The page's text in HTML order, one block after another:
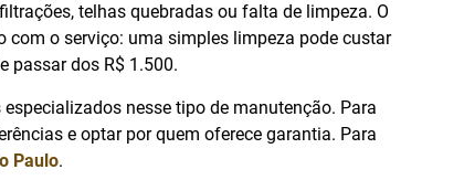
telhas quebradas ou falta de limpeza. O
o serviço: uma simples limpeza pode custar
passar dos R$ 1.500.
nesse tipo de manutenção. Para
e optar por quem oferece garantia. Para
Paulo.